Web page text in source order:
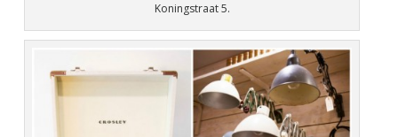
Koningstraat 5.